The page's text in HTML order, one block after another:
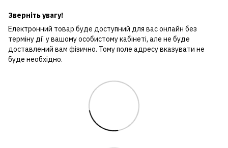
Зверніть увагу!
Електронний товар буде доступний для вас онлайн без
терміну дії у вашому особистому кабінеті, але не буде
доставлений вам фізично. Тому поле адресу вказувати не
буде необхідно.